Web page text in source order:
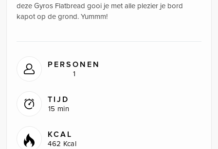
deze Gyros Flatbread gooi je met alle plezier je bord
kapot op de grond. Yummm!
PERSONEN
1
TIJD
15 min
KCAL
462 Kcal